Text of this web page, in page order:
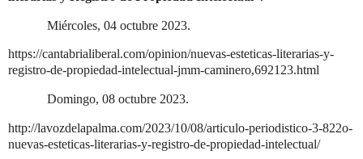
Miércoles, 04 octubre 2023.
https://cantabrialiberal.com/opinion/nuevas-esteticas-literarias-y-
registro-de-propiedad-intelectual-jmm-caminero,692123.html
Domingo, 08 octubre 2023.
http://lavozdelapalma.com/2023/10/08/articulo-periodistico-3-822o-
nuevas-esteticas-literarias-y-registro-de-propiedad-intelectual/